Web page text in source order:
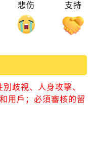
悲伤 支持
歧視、人身攻擊、
用戶；必須審核的留